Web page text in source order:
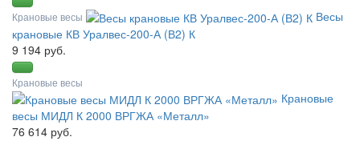
Крановые весы
Весы
крановые КВ Уралвес-200-А (В2) К
9 194 руб.
Крановые весы
Крановые
весы МИДЛ К 2000 ВРГЖА «Металл»
76 614 руб.